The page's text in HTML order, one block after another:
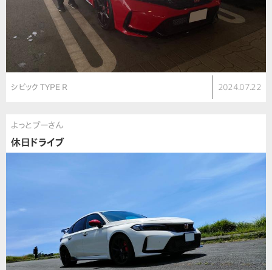
シビック TYPE R 2024.07.22
よっとブーさん
休日ドライブ